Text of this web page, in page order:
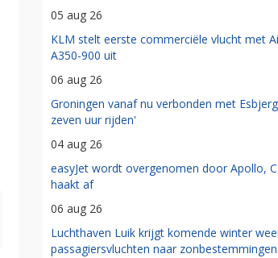
05 aug 26
KLM stelt eerste commerciële vlucht met
A350-900 uit
06 aug 26
Groningen vanaf nu verbonden met
zeven uur rijden'
04 aug 26
easyJet wordt overgenomen door Apollo,
haakt af
06 aug 26
Luchthaven Luik krijgt komende winter
passagiersvluchten naar zonbestemmingen